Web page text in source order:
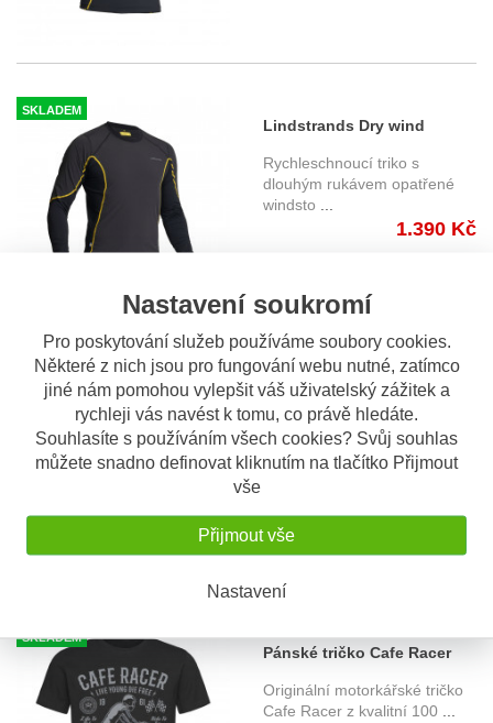
Nastavení soukromí
Pro poskytování služeb používáme soubory cookies.
Některé z nich jsou pro fungování webu nutné, zatímco
jiné nám pomohou vylepšit váš uživatelský zážitek a
rychleji vás navést k tomu, co právě hledáte.
Souhlasíte s používáním všech cookies? Svůj souhlas
můžete snadno definovat kliknutím na tlačítko Přijmout
vše
Přijmout vše
Nastavení
SKLADEM
Lindstrands Dry wind
Sweater - windstoper triko s
dlouhým rukávem šedá-
černá
Rychleschnoucí triko s
dlouhým rukávem opatřené
windsto
1.390 Kč
SKLADEM
Pánské tričko Built For
Speed Motorcycle černé
Originální motorkářské tričko
Built for Speed z kvalitn...
390 Kč
SKLADEM
Pánské tričko Cafe Racer
1961 černé
Originální motorkářské tričko
Cafe Racer z kvalitní 100